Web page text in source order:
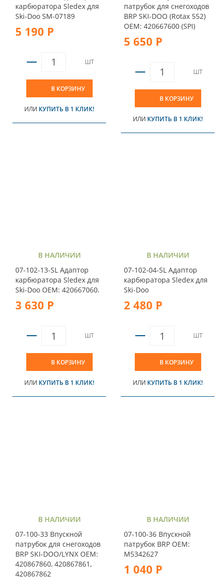
карбюратора Sledex для
Ski-Doo SM-07189
5 190 Р
ШТ
В КОРЗИНУ
ИЛИ КУПИТЬ В 1 КЛИК!
патрубок для снегоходов
BRP SKI-DOO (Rotax 552)
OEM: 420667600 (SPI)
5 650 Р
ШТ
В КОРЗИНУ
ИЛИ КУПИТЬ В 1 КЛИК!
В НАЛИЧИИ
07-102-13-SL Адаптор
карбюратора Sledex для
Ski-Doo ОЕМ: 420667060.
3 630 Р
ШТ
В КОРЗИНУ
ИЛИ КУПИТЬ В 1 КЛИК!
В НАЛИЧИИ
07-102-04-SL Адаптор
карбюратора Sledex для
Ski-Doo
2 480 Р
ШТ
В КОРЗИНУ
ИЛИ КУПИТЬ В 1 КЛИК!
В НАЛИЧИИ
07-100-33 Впускной
патрубок для снегоходов
BRP SKI-DOO/LYNX OEM:
420867860, 420867861,
420867862
В НАЛИЧИИ
07-100-36 Впускной
патрубок BRP ОЕМ:
M5342627
1 040 Р